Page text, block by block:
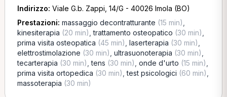
Indirizzo: Viale G.b. Zappi, 14/G - 40026 Imola (BO)
Prestazioni: massaggio decontratturante (15 min)
kinesiterapia (20 min) ,trattamento osteopatico (30 min)
prima visita osteopatica (45 min) laserterapia (30 min)
elettrostimolazione (30 min) ultrasuonoterapia (30 min)
tecarterapia (30 min) ,tens (30 min) onde d'urto (15 min)
prima visita ortopedica (30 min) ,test psicologici (60 min)
massoterapia (30 min)